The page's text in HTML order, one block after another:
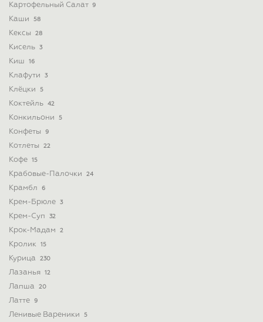
Картофельный Салат 9
Каши 58
Кексы 28
Кисель 3
Киш 16
Клафути 3
Клёцки 5
Коктейль 42
Конкильони 5
Конфеты 9
Котлеты 22
Кофе 15
Крабовые-Палочки 24
Крамбл 6
Крем-Брюле 3
Крем-Суп 32
Крок-Мадам 2
Кролик 15
Курица 230
Лазанья 12
Лапша 20
Латте 9
Ленивые Вареники 5